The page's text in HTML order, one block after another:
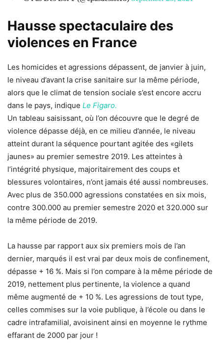
Hausse spectaculaire des
violences en France
Les homicides et agressions dépassent, de janvier à juin,
le niveau d’avant la crise sanitaire sur la même période,
alors que le climat de tension sociale s’est encore accru
dans le pays, indique Le Figaro.
Un tableau saisissant, où l’on découvre que le degré de
violence dépasse déjà, en ce milieu d’année, le niveau
atteint durant la séquence pourtant agitée des «gilets
jaunes» au premier semestre 2019. Les atteintes à
l’intégrité physique, majoritairement des coups et
blessures volontaires, n’ont jamais été aussi nombreuses.
Avec plus de 350.000 agressions constatées en six mois,
contre 300.000 au premier semestre 2020 et 320.000 sur
la même période de 2019.
La hausse par rapport aux six premiers mois de l’an
dernier, marqués il est vrai par deux mois de confinement,
dépasse + 16 %. Mais si l’on compare à la même période de
2019, nettement plus pertinente, la violence a quand
même augmenté de + 10 %. Les agressions de tout type,
celles commises sur la voie publique, à l’école ou dans le
cadre intrafamilial, avoisinent ainsi en moyenne le rythme
effarant de 2000 par jour !